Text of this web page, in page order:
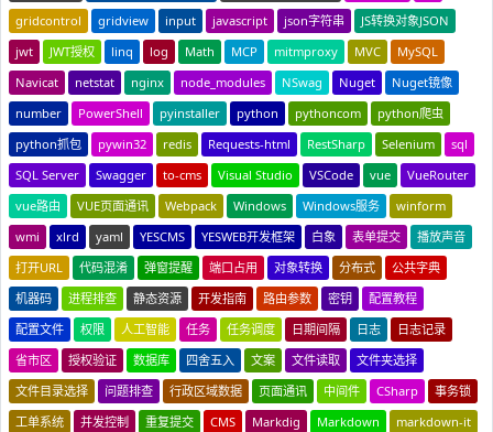
gridcontrol
gridview input javascript json字符串
JS转换对象JSON
jwt
JWT授权 linq log Math MCP mitmproxy MVC
MySQL
Navicat
netstat nginx node_modules NSwag Nuget
Nuget镜像
number
PowerShell pyinstaller python pythoncom
python爬虫
python抓包
pywin32 redis Requests-html RestSharp Selenium
sql
SQL Server
Swagger to-cms Visual Studio VSCode vue
VueRouter
vue路由
VUE页面通讯 Webpack Windows Windows服务
winform
wmi
xlrd yaml YESCMS YESWEB开发框架 白象 表单提交
播放声音
打开URL
代码混淆 弹窗提醒 端口占用 对象转换 分布式
公共字典
机器码
进程排查 静态资源 开发指南 路由参数 密钥
配置教程
配置文件
权限 人工智能 任务 任务调度 日期间隔 日志
日志记录
省市区
授权验证 数据库 四舍五入 文案 文件读取
文件夹选择
文件目录选择
问题排查 行政区域数据 页面通讯 中间件 CSharp
事务锁
工单系统
并发控制 重复提交 CMS Markdig Markdown
markdown-it